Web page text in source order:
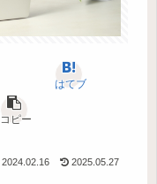
はてブ
コピー
2024.02.16 2025.05.27